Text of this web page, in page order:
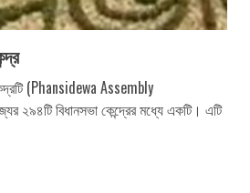
(Phansidewa Assembly
২৯৪টি বিধানসভা কেন্দ্রের মধ্যে একটি। এটি